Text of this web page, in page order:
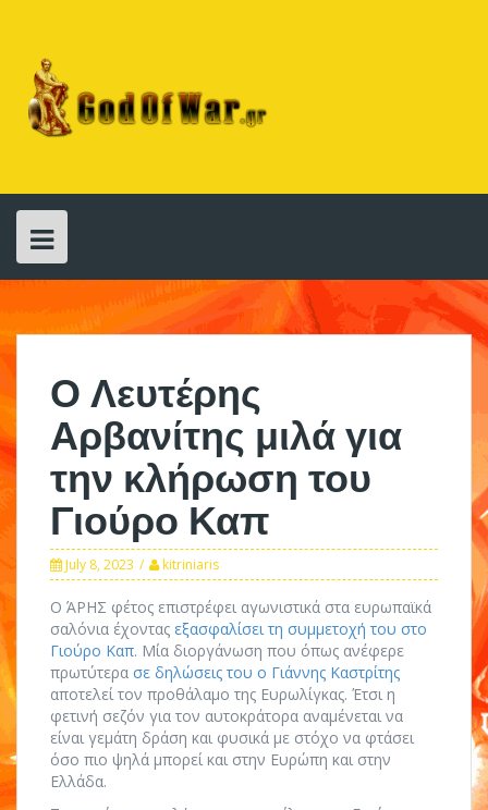
content
Ο Λευτέρης
Αρβανίτης μιλά για
την κλήρωση του
Γιούρο Καπ
July 8, 2023 kitriniaris
Ο ΆΡΗΣ φέτος επιστρέφει αγωνιστικά στα ευρωπαϊκά
σαλόνια έχοντας εξασφαλίσει τη συμμετοχή του στο
Γιούρο Καπ. Μία διοργάνωση που όπως ανέφερε
πρωτύτερα σε δηλώσεις του ο Γιάννης Καστρίτης
αποτελεί τον προθάλαμο της Ευρωλίγκας. Έτσι η
φετινή σεζόν για τον αυτοκράτορα αναμένεται να
είναι γεμάτη δράση και φυσικά με στόχο να φτάσει
όσο πιο ψηλά μπορεί και στην Ευρώπη και στην
Ελλάδα.